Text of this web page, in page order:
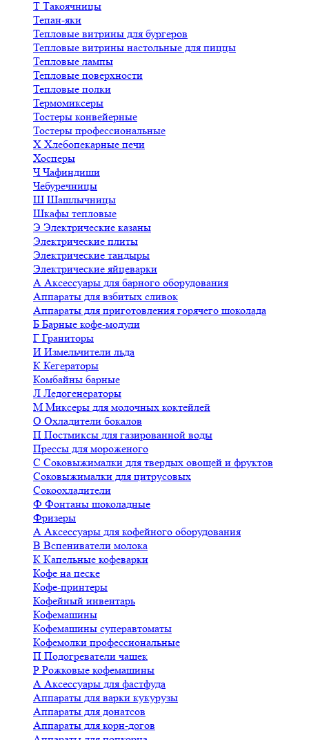
Т Такоячницы
Тепан-яки
Тепловые витрины для бургеров
Тепловые витрины настольные для пиццы
Тепловые лампы
Тепловые поверхности
Тепловые полки
Термомиксеры
Тостеры конвейерные
Тостеры профессиональные
Х Хлебопекарные печи
Хосперы
ЧЧафиндиши
Чебуречницы
Ш Шашлычницы
Шкафы тепловые
Э Электрические казаны
Электрические плиты
Электрические тандыры
Электрические яйцеварки
А Аксессуары для барного оборудования
Аппараты для взбитых сливок
Аппараты для приготовления горячего шоколада
Б Барные кофе-модули
Г Граниторы
И Измельчители льда
К Кегераторы
Комбайны барные
Л Ледогенераторы
М Миксеры для молочных коктейлей
О Охладители бокалов
П Постмиксы для газированной воды
Прессы для мороженого
С Соковыжималки для твердых овощей и фруктов
Соковыжималки для цитрусовых
Сокоохладители
Ф Фонтаны шоколадные
Фризеры
А Аксессуары для кофейного оборудования
В Вспениватели молока
К Капельные кофеварки
Кофе на песке
Кофе-принтеры
Кофейный инвентарь
Кофемашины
Кофемашины суперавтоматы
Кофемолки профессиональные
П Подогреватели чашек
Р Рожковые кофемашины
А Аксессуары для фастфуда
Аппараты для варки кукурузы
Аппараты для донатсов
Аппараты для корн-догов